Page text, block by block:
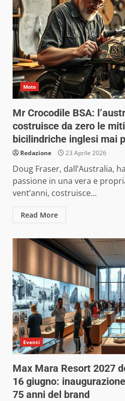
Moto
Mr Crocodile BSA:
costruisce da zero le
bicilindriche inglesi mai
Redazione 23 Aprile 2026
Doug Fraser, dall’Australia,
passione in una vera e
vent’anni, costruisce...
Read More
Eventi
Max Mara Resort 2027
16 giugno:
75 anni del brand